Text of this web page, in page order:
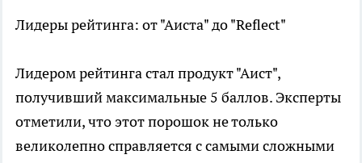
Лидеры рейтинга: от "Аиста" до "Reflect"
Лидером рейтинга стал продукт "Аист",
получивший максимальные 5 баллов. Эксперты
отметили, что этот порошок не только
великолепно справляется с самыми сложными